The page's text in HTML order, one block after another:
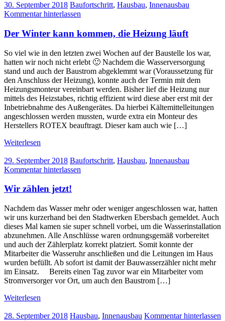
30. September 2018 Baufortschritt, Hausbau, Innenausbau
Kommentar hinterlassen
Der Winter kann kommen, die Heizung läuft
So viel wie in den letzten zwei Wochen auf der Baustelle los war,
hatten wir noch nicht erlebt 🙂 Nachdem die Wasserversorgung
stand und auch der Baustrom abgeklemmt war (Voraussetzung für
den Anschluss der Heizung), konnte auch der Termin mit dem
Heizungsmonteur vereinbart werden. Bisher lief die Heizung nur
mittels des Heizstabes, richtig effizient wird diese aber erst mit der
Inbetriebnahme des Außengerätes. Da hierbei Kältemittelleitungen
angeschlossen werden mussten, wurde extra ein Monteur des
Herstellers ROTEX beauftragt. Dieser kam auch wie […]
Weiterlesen
29. September 2018 Baufortschritt, Hausbau, Innenausbau
Kommentar hinterlassen
Wir zählen jetzt!
Nachdem das Wasser mehr oder weniger angeschlossen war, hatten
wir uns kurzerhand bei den Stadtwerken Ebersbach gemeldet. Auch
dieses Mal kamen sie super schnell vorbei, um die Wasserinstallation
abzunehmen. Alle Anschlüsse waren ordnungsgemäß vorbereitet
und auch der Zählerplatz korrekt platziert. Somit konnte der
Mitarbeiter die Wasseruhr anschließen und die Leitungen im Haus
wurden befüllt. Ab sofort ist damit der Bauwasserzähler nicht mehr
im Einsatz. Bereits einen Tag zuvor war ein Mitarbeiter vom
Stromversorger vor Ort, um auch den Baustrom […]
Weiterlesen
28. September 2018 Hausbau, Innenausbau Kommentar hinterlassen